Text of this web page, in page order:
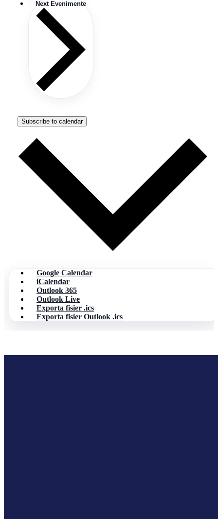
Next Evenimente
Subscribe to calendar
Google Calendar
iCalendar
Outlook 365
Outlook Live
Exporta fisier .ics
Exporta fisier Outlook .ics